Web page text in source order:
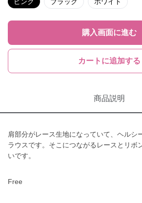
購入画面に進む
カートに追加する
商品説明
肩部分がレース生地になっていて、ヘルシ
ラウスです。そこにつながるレースとリボ
いです。
Free